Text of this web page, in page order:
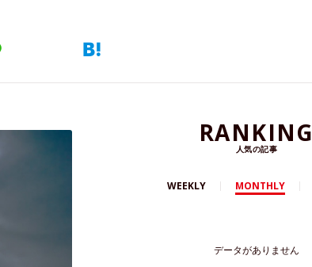
RANKING
人気の記事
WEEKLY MONTHLY
データがありません